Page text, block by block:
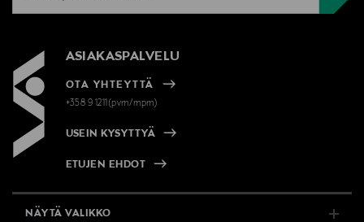
ASIAKASPALVELU
OTA YHTEYTTÄ
+358 9 1211(pvm/mpm)
USEIN KYSYTTYÄ
ETUJEN EHDOT
NÄYTÄ VALIKKO